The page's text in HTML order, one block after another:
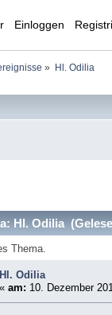
Einloggen
» Hl. Odilia
Hl. Odilia
Thema.
Hl. Odilia
«am: 10. Dezember